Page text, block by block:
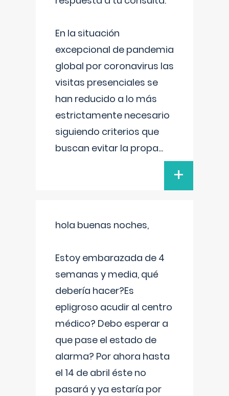
En la situación
excepcional de pandemia
global por coronavirus las
visitas presenciales se
han reducido a lo más
estrictamente necesario
siguiendo criterios que
buscan evitar la propa...
+
hola buenas noches,
Estoy embarazada de 4
semanas y media, qué
debería hacer?Es
epligroso acudir al centro
médico? Debo esperar a
que pase el estado de
alarma? Por ahora hasta
el 14 de abril éste no
pasará y ya estaría por